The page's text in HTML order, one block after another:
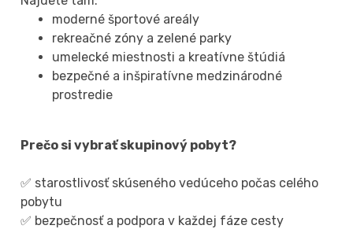
moderné športové areály
rekreačné zóny a zelené parky
umelecké miestnosti a kreatívne štúdiá
bezpečné a inšpiratívne medzinárodné
prostredie
Prečo si vybrať skupinový pobyt?
✅ starostlivosť skúseného vedúceho počas celého
pobytu
✅ bezpečnosť a podpora v každej fáze cesty